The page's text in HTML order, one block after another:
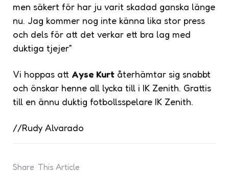
men säkert för har ju varit skadad ganska länge
nu. Jag kommer nog inte känna lika stor press
och dels för att det verkar ett bra lag med
duktiga tjejer”
Vi hoppas att Ayse Kurt återhämtar sig snabbt
och önskar henne all lycka till i IK Zenith. Grattis
till en ännu duktig fotbollsspelare IK Zenith.
//Rudy Alvarado
Share This Article